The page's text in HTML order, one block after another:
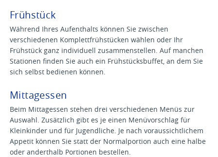
Frühstück
Während Ihres Aufenthalts können Sie zwischen
verschiedenen Komplettfrühstücken wählen oder Ihr
Frühstück ganz individuell zusammenstellen. Auf manchen
Stationen finden Sie auch ein Frühstücksbuffet, an dem Sie
sich selbst bedienen können.
Mittagessen
Beim Mittagessen stehen drei verschiedenen Menüs zur
Auswahl. Zusätzlich gibt es je einen Menüvorschlag für
Kleinkinder und für Jugendliche. Je nach voraussichtlichem
Appetit können Sie statt der Normalportion auch eine halbe
oder anderthalb Portionen bestellen.